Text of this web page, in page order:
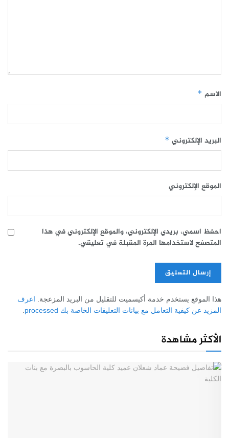
الاسم *
البريد الإلكتروني *
الموقع الإلكتروني
احفظ اسمي، بريدي الإلكتروني، والموقع الإلكتروني في هذا
المتصفح لاستخدامها المرة المقبلة في تعليقي.
هذا الموقع يستخدم خدمة أكيسميت للتقليل من البريد المزعجة. اعرف
المزيد عن كيفية التعامل مع بيانات التعليقات الخاصة بك processed
.
الأكثر مشاهدة